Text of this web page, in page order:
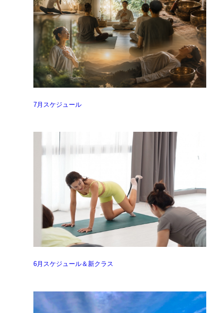
7月スケジュール
6月スケジュール＆新クラス